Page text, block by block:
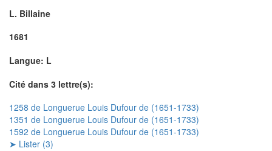
L. Billaine
1681
Langue: L
Cité dans 3 lettre(s):
1258 de Longuerue Louis Dufour de (1651-1733)
1351 de Longuerue Louis Dufour de (1651-1733)
1592 de Longuerue Louis Dufour de (1651-1733)
➤ Lister (3)